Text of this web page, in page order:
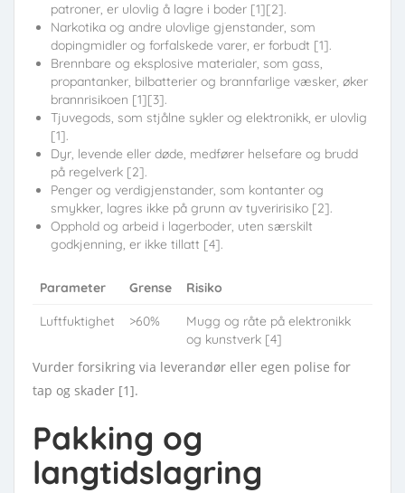
patroner, er ulovlig å lagre i boder [1][2].
Narkotika og andre ulovlige gjenstander, som
dopingmidler og forfalskede varer, er forbudt [1].
Brennbare og eksplosive materialer, som gass,
propantanker, bilbatterier og brannfarlige væsker, øker
brannrisikoen [1][3].
Tjuvegods, som stjålne sykler og elektronikk, er ulovlig
[1].
Dyr, levende eller døde, medfører helsefare og brudd
på regelverk [2].
Penger og verdigjenstander, som kontanter og
smykker, lagres ikke på grunn av tyveririsiko [2].
Opphold og arbeid i lagerboder, uten særskilt
godkjenning, er ikke tillatt [4].
Parameter Grense Risiko
Luftfuktighet >60%
Mugg og råte på elektronikk
og kunstverk [4]
Vurder forsikring via leverandør eller egen polise for
tap og skader [1].
Pakking og
langtidslagring